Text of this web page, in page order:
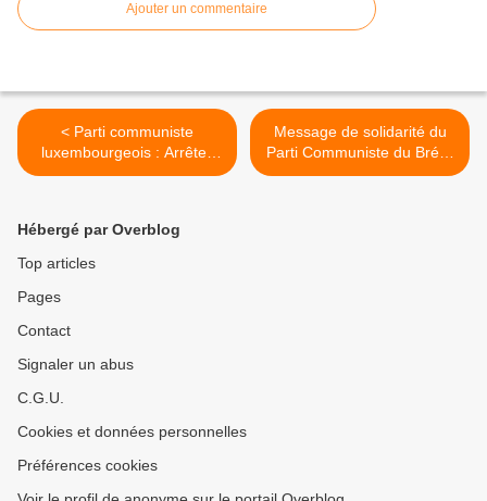
Ajouter un commentaire
< Parti communiste
luxembourgeois : Arrêtez
les bellicistes ! Pour une
Message de solidarité du
Parti Communiste du Brésil
- PCdoB au Comité central
Hébergé par Overblog
Top articles
Pages
Contact
Signaler un abus
C.G.U.
Cookies et données personnelles
Préférences cookies